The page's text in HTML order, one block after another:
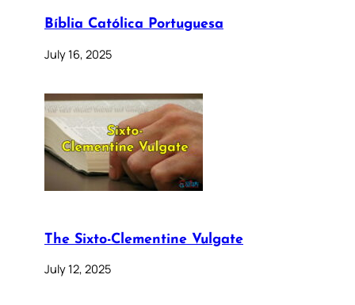
Bíblia Católica Portuguesa
July 16, 2025
The Sixto-Clementine Vulgate
July 12, 2025